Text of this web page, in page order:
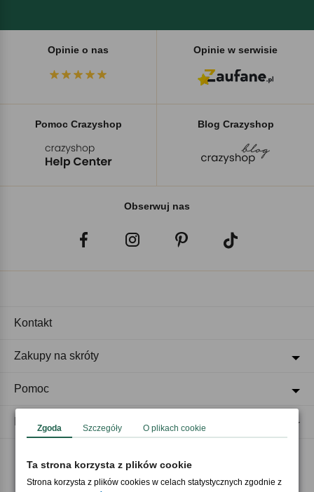
Opinie o nas Opinie w serwisie
Pomoc Crazyshop Blog Crazyshop
Obserwuj nas
Akceptujemy płatności
Kontakt
Zakupy na skróty
Pomoc
Zgoda Szczegóły O plikach cookie
Ta strona korzysta z plików cookie
Strona korzysta z plików cookies w celach statystycznych zgodnie z